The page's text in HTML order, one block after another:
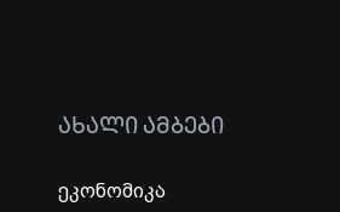
ᲐᲮᲐᲚᲘ ᲐᲛᲑᲔᲑᲘ
ეკონომიკა